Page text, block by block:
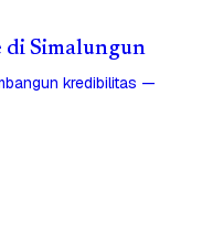
di Simalungun
kredibilitas —